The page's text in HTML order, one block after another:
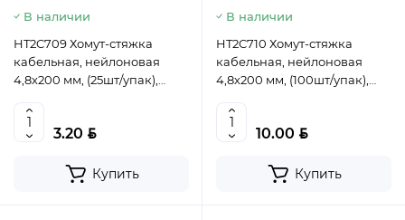
В наличии
HT2C709 Хомут-стяжка
кабельная, нейлоновая
4,8х200 мм, (25шт/упак),
5902801450600 (CN)
3.20 BYN
Купить
В наличии
HT2C710 Хомут-стяжка
кабельная, нейлоновая
4,8х200 мм, (100шт/упак),
5902801450624 (CN)
10.00 BYN
Купить